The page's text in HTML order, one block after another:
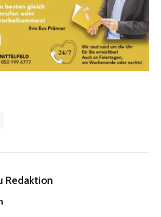
Redaktion
LinkedIn